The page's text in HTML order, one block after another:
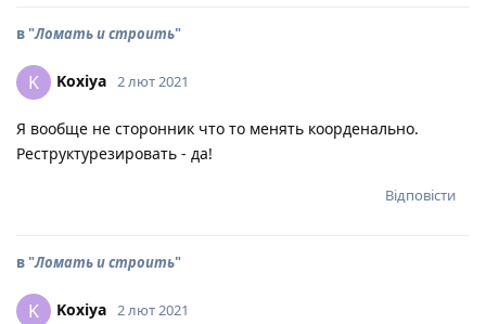
в "Ломать и строить"
K Koxiya 2 лют 2021
Я вообще не сторонник что то менять коорденально.
Реструктурезировать - да!
Відповісти
в "Ломать и строить"
K Koxiya 2 лют 2021